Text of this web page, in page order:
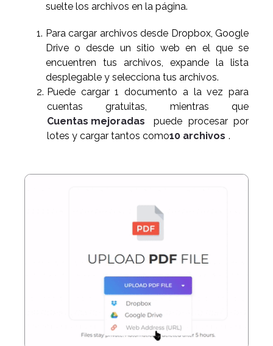
suelte los archivos en la página.
Para cargar archivos desde Dropbox, Google
Drive o desde un sitio web en el que se
encuentren tus archivos, expande la lista
desplegable y selecciona tus archivos.
Puede cargar 1 documento a la vez para
cuentas gratuitas, mientras que
Cuentas mejoradas
puede procesar por
lotes y cargar tantos como10 archivos .